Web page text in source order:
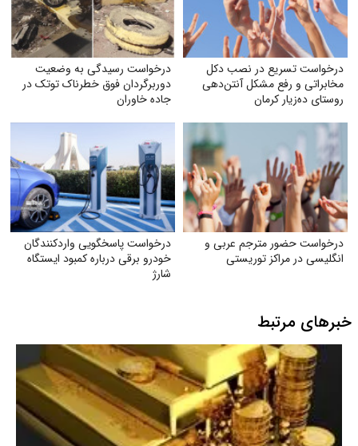
درخواست تسریع در نصب دکل
مخابراتی و رفع مشکل آنتن‌دهی
روستای ده‌زیار کرمان
درخواست رسیدگی به وضعیت
دوربرگردان فوق‌ خطرناک توتک در
جاده خاوران
درخواست حضور مترجم عربی و
انگلیسی در مراکز توریستی
درخواست پاسخگویی واردکنندگان
خودرو برقی درباره کمبود ایستگاه
شارژ
خبرهای مرتبط